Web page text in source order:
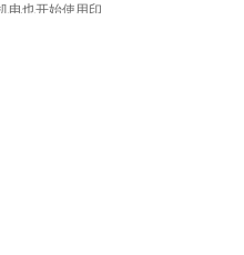
电也开始使用印